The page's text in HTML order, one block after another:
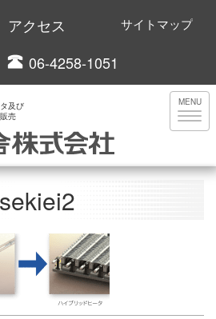
アクセス サイトマップ
06-4258-1051
及び
売
MENU
sekiei2